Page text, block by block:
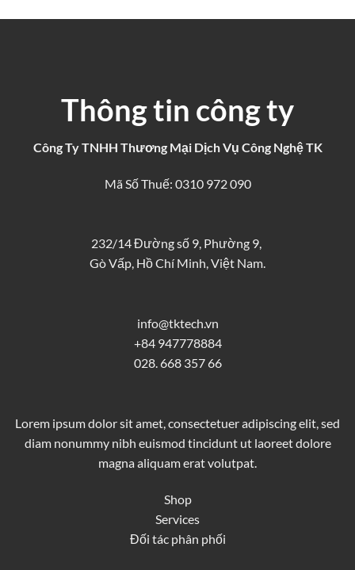
Thông tin công ty
Công Ty TNHH Thương Mại Dịch Vụ Công Nghệ TK
Mã Số Thuế: 0310 972 090
232/14 Đường số 9, Phường 9,
Gò Vấp, Hồ Chí Minh, Việt Nam.
info@tktech.vn
+84 947778884
028. 668 357 66
Lorem ipsum dolor sit amet, consectetuer adipiscing elit, sed
diam nonummy nibh euismod tincidunt ut laoreet dolore
magna aliquam erat volutpat.
Shop
Services
Đối tác phân phối